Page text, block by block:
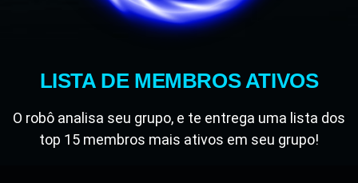
LISTA DE MEMBROS ATIVOS
O robô analisa seu grupo, e te entrega uma lista dos
top 15 membros mais ativos em seu grupo!